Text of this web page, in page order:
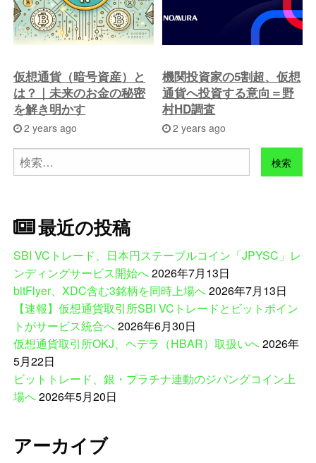
仮想通貨（暗号資産）と
は？｜未来のお金の秘密
を解き明かす
2 years ago
機関投資家の5割超、仮想
通貨へ投資する意向＝野
村HD調査
2 years ago
検
索:
最近の投稿
SBI VCトレード、日本円ステーブルコイン「JPYSC」レ
ンディングサービス開始へ2026年7月13日
bitFlyer、XDC含む3銘柄を同時上場へ2026年7月13日
【速報】仮想通貨取引所SBI VCトレードとビットポイン
トがサービス統合へ2026年6月30日
仮想通貨取引所OKJ、ヘデラ（HBAR）取扱いへ2026年
5月22日
ビットトレード、銀・プラチナ連動のジパングコイン上
場へ2026年5月20日
アーカイブ